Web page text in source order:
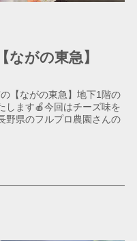
ながの東急】
【ながの東急】地下1階の
します🍎今回はチーズ味を
野県のフルプロ農園さんの